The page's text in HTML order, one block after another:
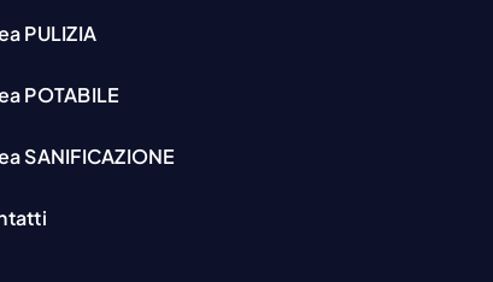
PULIZIA
POTABILE
SANIFICAZIONE